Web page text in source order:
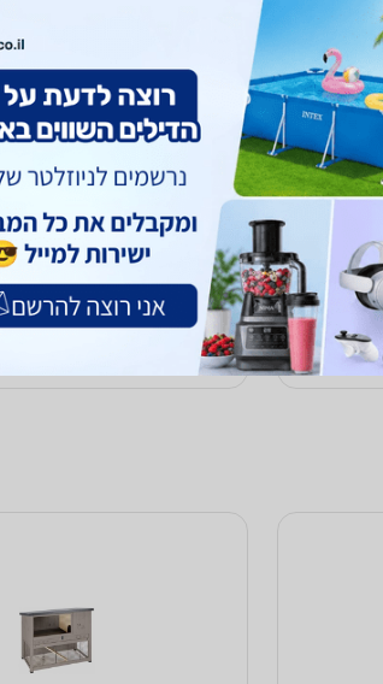
דו-קומתי
0.0
(1)
109
₪
לא כולל משלוח
אספקה: באתר
ב-PETCALL